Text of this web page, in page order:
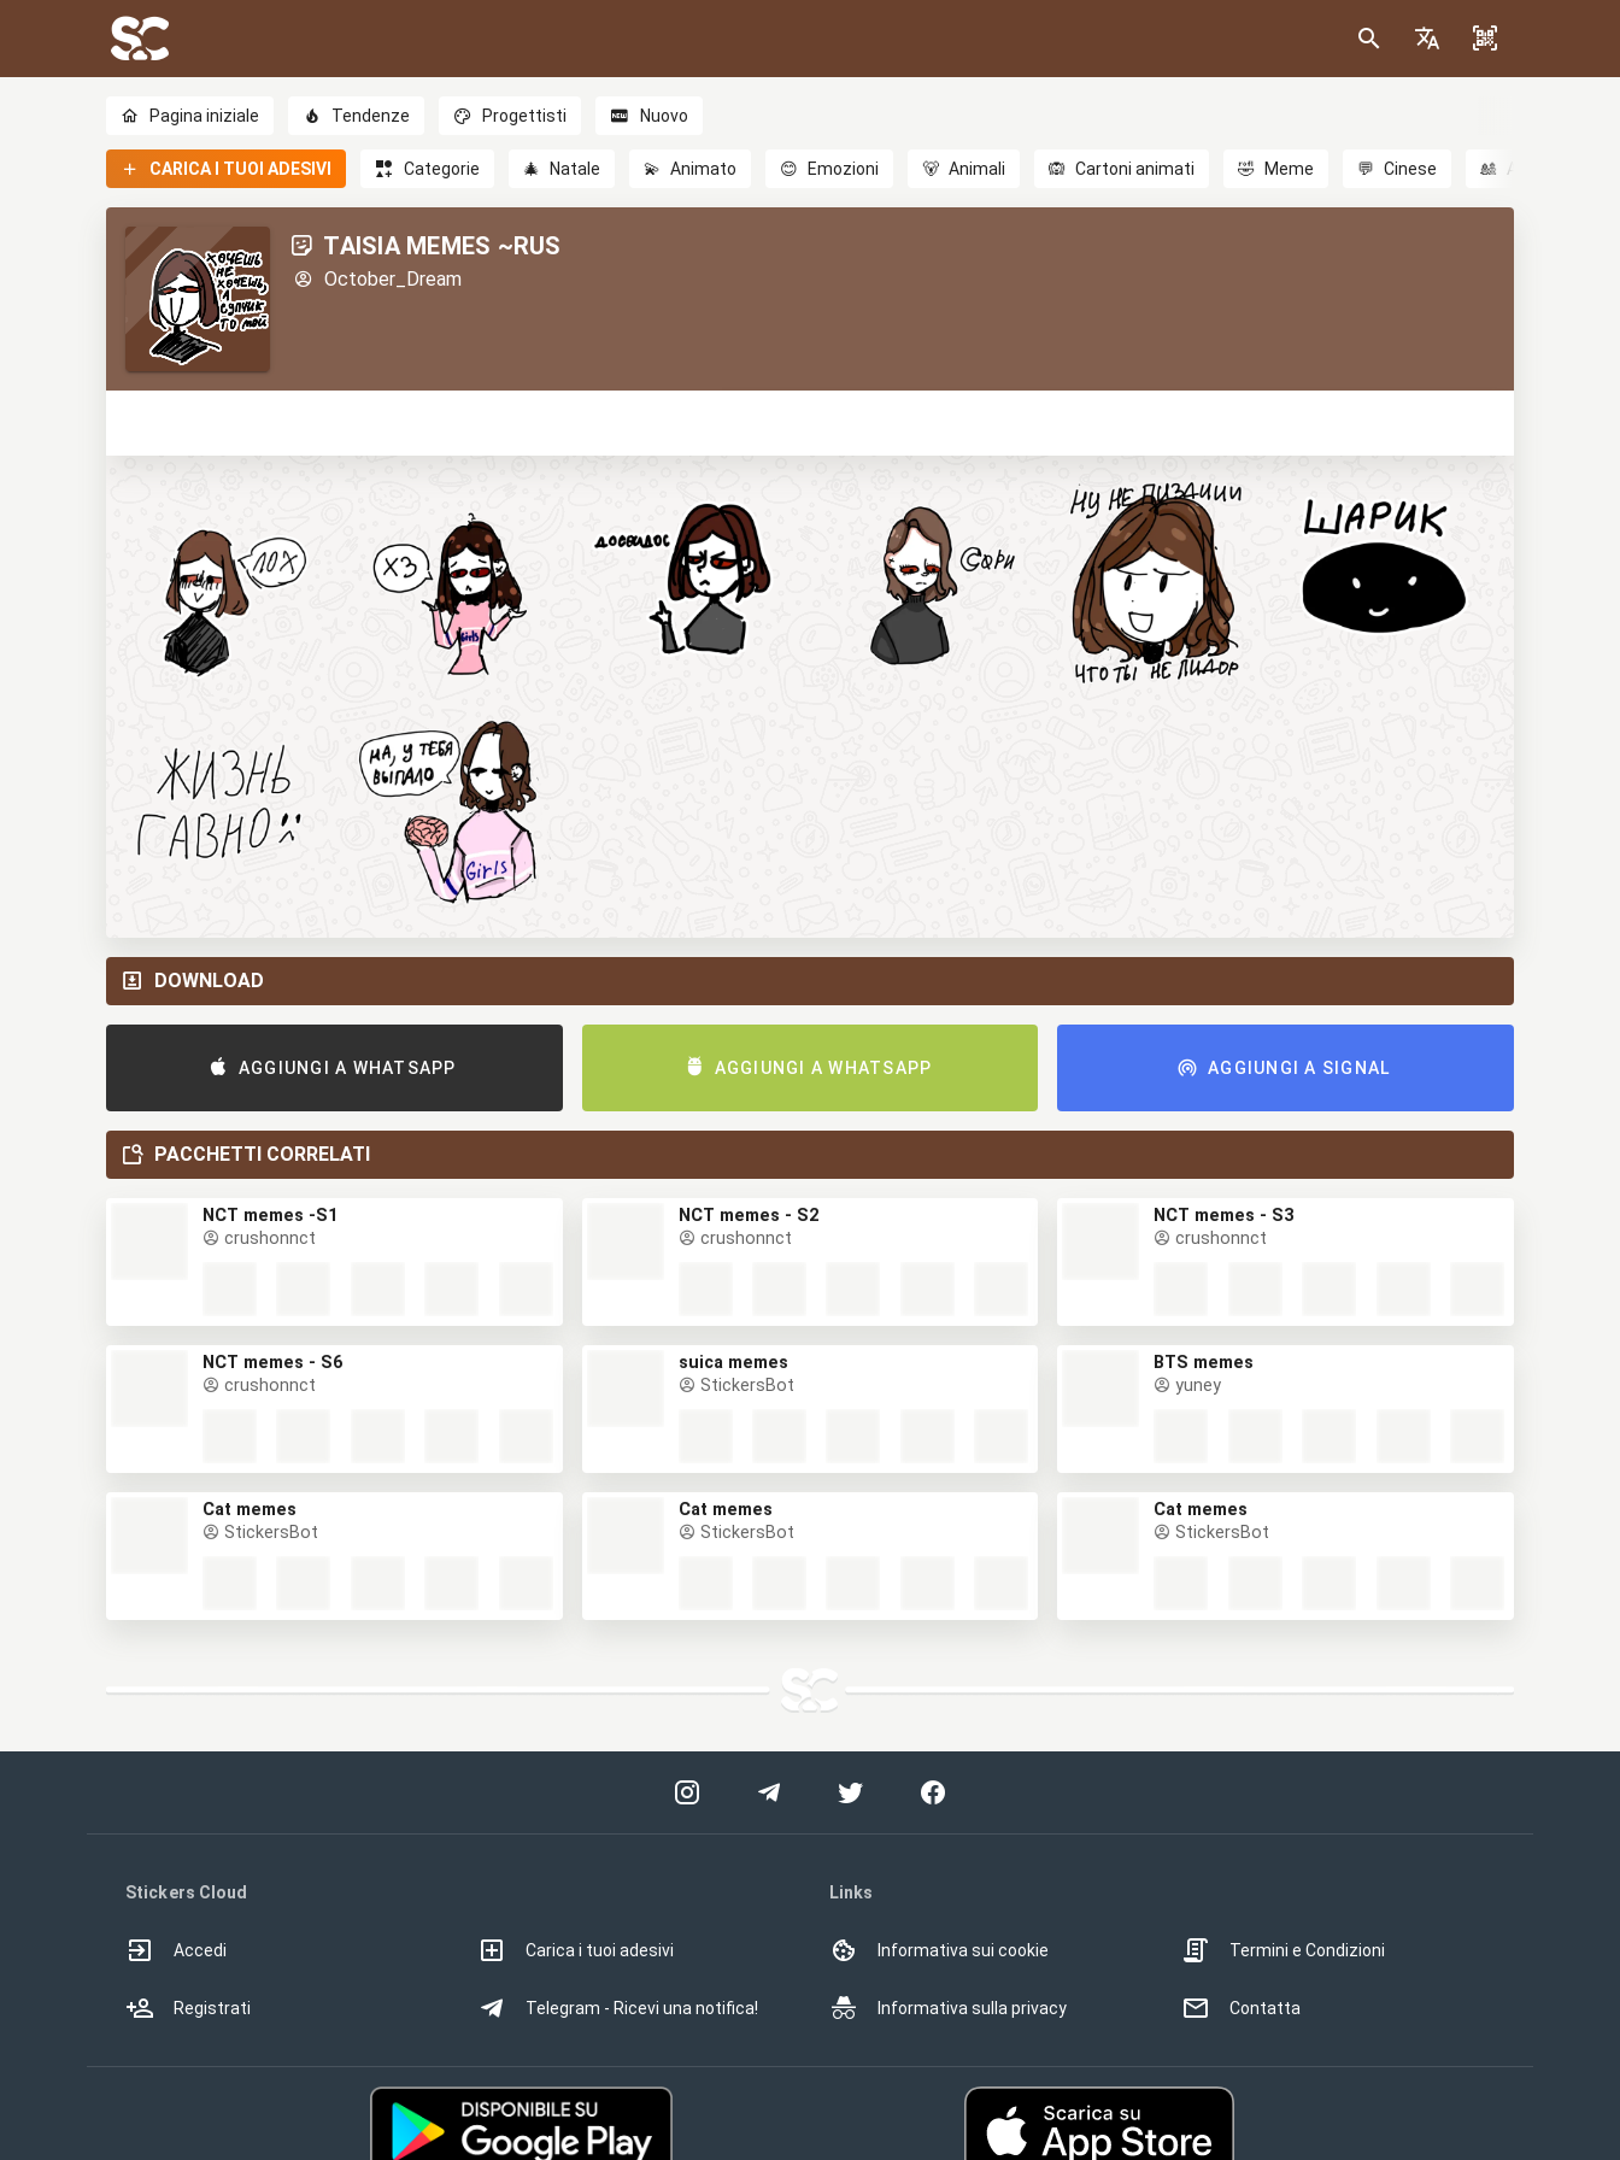
Pagina iniziale Tendenze Progettisti Nuovo
CARICA I TUOI ADESIVI Categorie 🎄 Natale 💫 Animato 😊 Emozioni 🐻 Animali 🙉 Cartoni animati 🤣 Meme 💬 Cinese 🎎 Anime
TAISIA MEMES ~RUS
October_Dream
DOWNLOAD
AGGIUNGI A WHATSAPP AGGIUNGI A WHATSAPP AGGIUNGI A SIGNAL
PACCHETTI CORRELATI
NCT memes -S1
crushonnct
NCT memes - S2
crushonnct
NCT memes - S3
crushonnct
NCT memes - S6
crushonnct
suica memes
StickersBot
BTS memes
yuney
Cat memes
StickersBot
Cat memes
StickersBot
Cat memes
StickersBot
Stickers Cloud
Accedi
Registrati
Carica i tuoi adesivi
Telegram - Ricevi una notifica!
Links
Informativa sui cookie
Informativa sulla privacy
Termini e Condizioni
Contatta